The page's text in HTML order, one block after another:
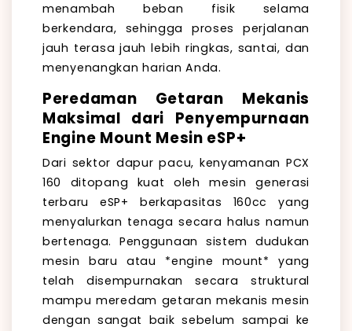
menambah beban fisik selama
berkendara, sehingga proses perjalanan
jauh terasa jauh lebih ringkas, santai, dan
menyenangkan harian Anda.
Peredaman Getaran Mekanis
Maksimal dari Penyempurnaan
Engine Mount Mesin eSP+
Dari sektor dapur pacu, kenyamanan PCX
160 ditopang kuat oleh mesin generasi
terbaru eSP+ berkapasitas 160cc yang
menyalurkan tenaga secara halus namun
bertenaga. Penggunaan sistem dudukan
mesin baru atau *engine mount* yang
telah disempurnakan secara struktural
mampu meredam getaran mekanis mesin
dengan sangat baik sebelum sampai ke